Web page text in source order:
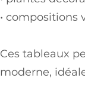
• compositions
Ces tableaux
moderne,